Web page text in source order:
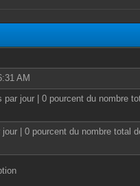
AM
par jour | 0 pourcent du nombre
| 0 pourcent du nombre total